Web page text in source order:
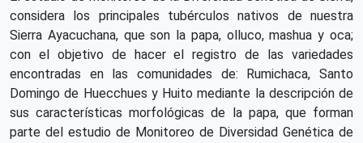
considera los principales tubérculos nativos de nuestra
Sierra Ayacuchana, que son la papa, olluco, mashua y oca;
con el objetivo de hacer el registro de las variedades
encontradas en las comunidades de: Rumichaca, Santo
Domingo de Huecchues y Huito mediante la descripción de
sus características morfológicas de la papa, que forman
parte del estudio de Monitoreo de Diversidad Genética de